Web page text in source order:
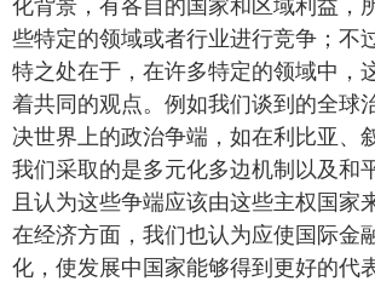
化背景，有各自的国家和区域利益，
些特定的领域或者行业进行竞争；不
特之处在于，在许多特定的领域中，
着共同的观点。例如我们谈到的全球
决世界上的政治争端，如在利比亚、
我们采取的是多元化多边机制以及和
且认为这些争端应该由这些主权国家
在经济方面，我们也认为应使国际金
化，使发展中国家能够得到更好的代